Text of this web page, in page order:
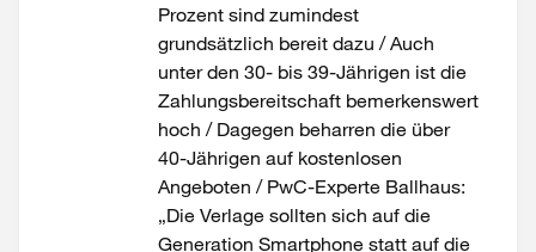
Prozent sind zumindest
grundsätzlich bereit dazu / Auch
unter den 30- bis 39-Jährigen ist die
Zahlungsbereitschaft bemerkenswert
hoch / Dagegen beharren die über
40-Jährigen auf kostenlosen
Angeboten / PwC-Experte Ballhaus:
„Die Verlage sollten sich auf die
Generation Smartphone statt auf die